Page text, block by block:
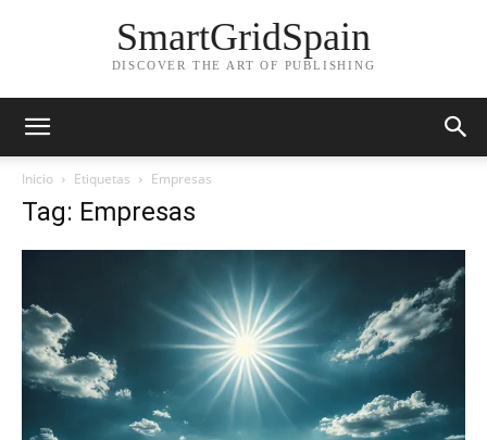
SmartGridSpain
DISCOVER THE ART OF PUBLISHING
Inicio Etiquetas Empresas
Tag: Empresas